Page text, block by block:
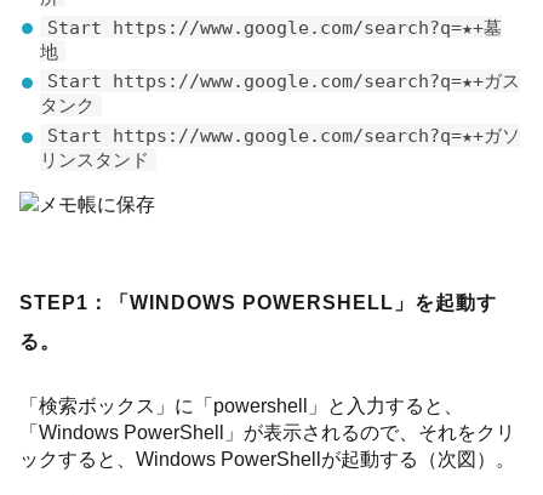
Start https://www.google.com/search?q=★+墓
地
Start https://www.google.com/search?q=★+ガス
タンク
Start https://www.google.com/search?q=★+ガソ
リンスタンド
STEP1：「WINDOWS POWERSHELL」を起動す
る。
「検索ボックス」に「powershell」と入力すると、
「Windows PowerShell」が表示されるので、それをクリ
ックすると、Windows PowerShellが起動する（次図）。